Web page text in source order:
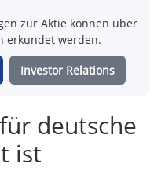
zur Aktie können über
erkundet werden.
Investor Relations
deutsche
ist